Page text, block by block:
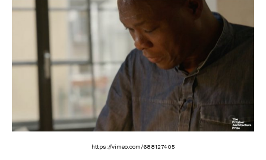
https://vimeo.com/688127405